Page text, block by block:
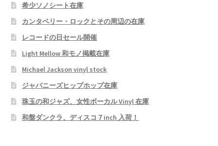
希少ソノシート在庫
カンタベリー・ロックとその周辺の在庫
レコードの日セール開催
Light Mellow 和モノ掲載在庫
Michael Jackson vinyl stock
ジャパニーズヒップホップ在庫
珠玉の和ジャズ、女性ボーカル Vinyl 在庫
和盤ダンクラ、ディスコ７inch 入荷！